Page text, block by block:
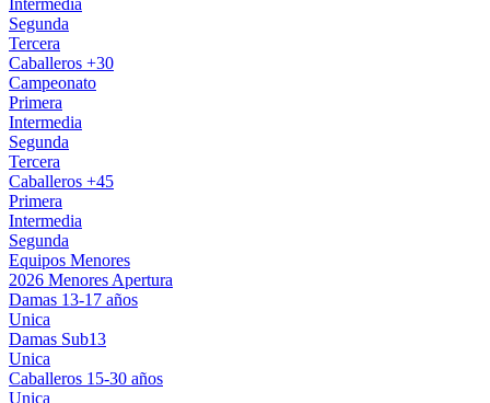
Intermedia
Segunda
Tercera
Caballeros +30
Campeonato
Primera
Intermedia
Segunda
Tercera
Caballeros +45
Primera
Intermedia
Segunda
Equipos Menores
2026 Menores Apertura
Damas 13-17 años
Unica
Damas Sub13
Unica
Caballeros 15-30 años
Unica